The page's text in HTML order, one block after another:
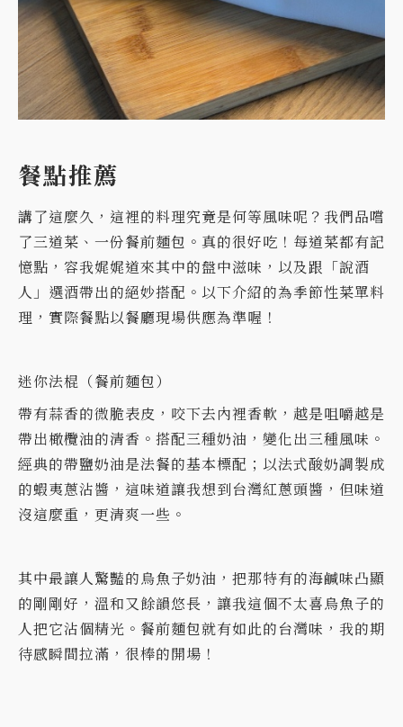
餐點推薦
講了這麼久，這裡的料理究竟是何等風味呢？我們品嚐
了三道菜、一份餐前麵包。真的很好吃！每道菜都有記
憶點，容我娓娓道來其中的盤中滋味，以及跟「說酒
人」選酒帶出的絕妙搭配。以下介紹的為季節性菜單料
理，實際餐點以餐廳現場供應為準喔！
迷你法棍（餐前麵包）
帶有蒜香的微脆表皮，咬下去內裡香軟，越是咀嚼越是
帶出橄欖油的清香。搭配三種奶油，變化出三種風味。
經典的帶鹽奶油是法餐的基本標配；以法式酸奶調製成
的蝦夷蔥沾醬，這味道讓我想到台灣紅蔥頭醬，但味道
沒這麼重，更清爽一些。
其中最讓人驚豔的烏魚子奶油，把那特有的海鹹味凸顯
的剛剛好，溫和又餘韻悠長，讓我這個不太喜烏魚子的
人把它沾個精光。餐前麵包就有如此的台灣味，我的期
待感瞬間拉滿，很棒的開場！